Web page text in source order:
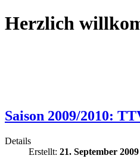
Herzlich
Saison 2009/2010:
Details
Erstellt: 21. September 2009